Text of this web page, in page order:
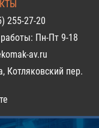
255-27-20
Пн-Пт 9-18
av.ru
Котляковский пер.